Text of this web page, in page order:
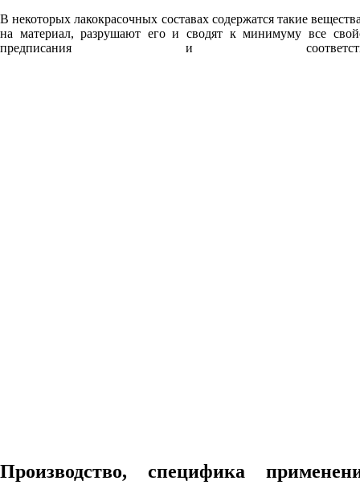
В некоторых лакокрасочных составах содержатся такие
на материал, разрушают его и сводят к минимуму все
предписания и
Производство, специфика